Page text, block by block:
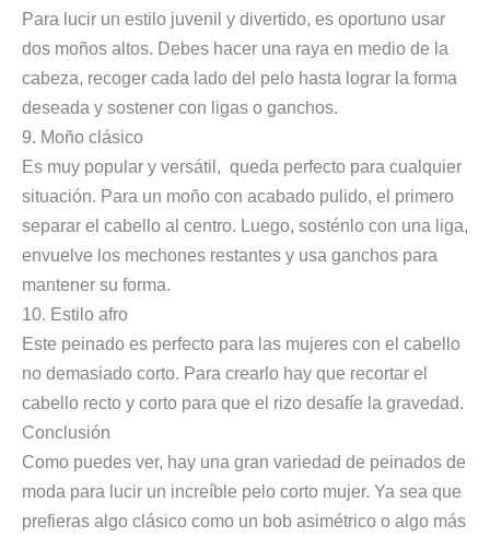
Para lucir un estilo juvenil y divertido, es oportuno usar
dos moños altos. Debes hacer una raya en medio de la
cabeza, recoger cada lado del pelo hasta lograr la forma
deseada y sostener con ligas o ganchos.
9. Moño clásico
Es muy popular y versátil, queda perfecto para cualquier
situación. Para un moño con acabado pulido, el primero
separar el cabello al centro. Luego, sosténlo con una liga,
envuelve los mechones restantes y usa ganchos para
mantener su forma.
10. Estilo afro
Este peinado es perfecto para las mujeres con el cabello
no demasiado corto. Para crearlo hay que recortar el
cabello recto y corto para que el rizo desafíe la gravedad.
Conclusión
Como puedes ver, hay una gran variedad de peinados de
moda para lucir un increíble pelo corto mujer. Ya sea que
prefieras algo clásico como un bob asimétrico o algo más